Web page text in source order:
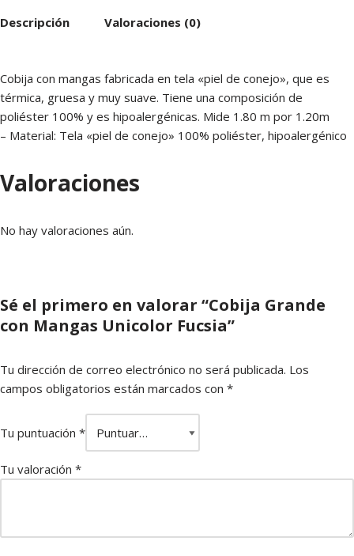
Descripción Valoraciones (0)
Cobija con mangas fabricada en tela «piel de conejo», que es
térmica, gruesa y muy suave. Tiene una composición de
poliéster 100% y es hipoalergénicas. Mide 1.80 m por 1.20m
– Material: Tela «piel de conejo» 100% poliéster, hipoalergénico
Valoraciones
No hay valoraciones aún.
Sé el primero en valorar “Cobija Grande
con Mangas Unicolor Fucsia”
Tu dirección de correo electrónico no será publicada. Los
campos obligatorios están marcados con *
Tu puntuación *
Tu valoración *